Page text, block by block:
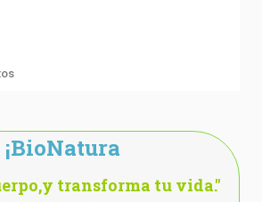
¡BioNatura
transforma tu vida."